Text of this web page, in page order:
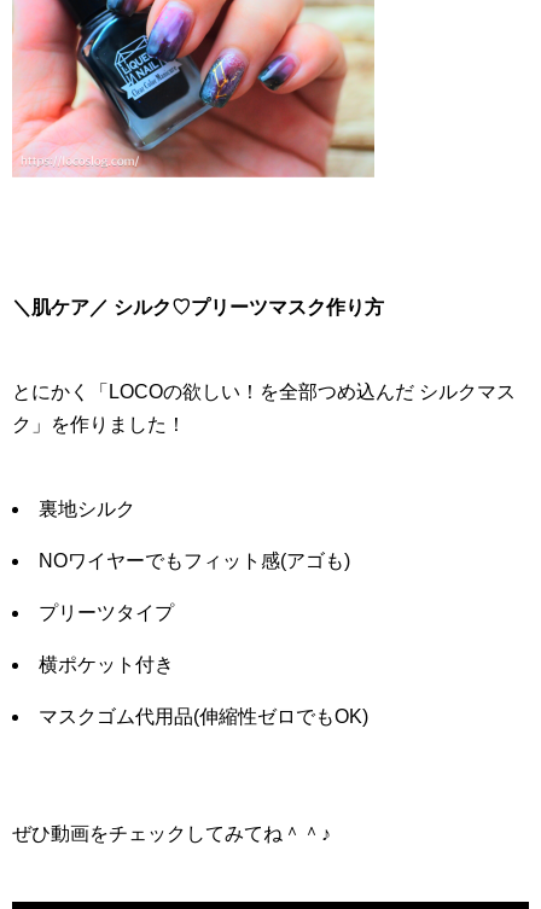
＼肌ケア／ シルク♡プリーツマスク作り方
とにかく「LOCOの欲しい！を全部つめ込んだ シルクマス
ク」を作りました！
裏地シルク
NOワイヤーでもフィット感(アゴも)
プリーツタイプ
横ポケット付き
マスクゴム代用品(伸縮性ゼロでもOK)
ぜひ動画をチェックしてみてね＾＾♪